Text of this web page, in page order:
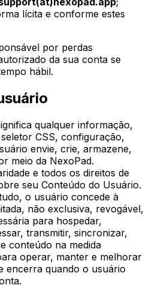
lícita e conforme estes
por perdas
da sua conta se
hábil.
qualquer informação,
CSS, configuração,
envie, crie, armazene,
meio da NexoPad.
e todos os direitos de
seu Conteúdo do Usuário.
o usuário concede à
não exclusiva, revogável,
para hospedar,
transmitir, sincronizar,
conteúdo na medida
operar, manter e melhorar
encerra quando o usuário